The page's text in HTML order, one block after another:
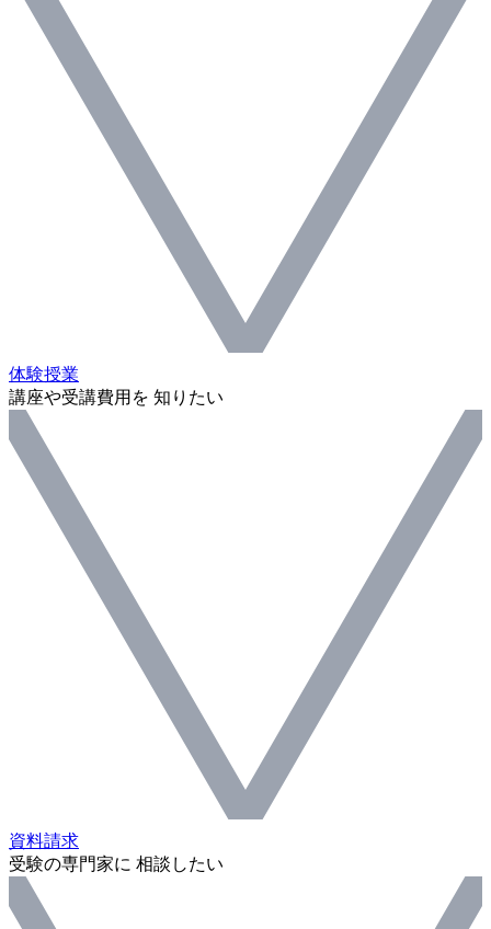
体験授業
講座や受講費用を 知りたい
資料請求
受験の専門家に 相談したい